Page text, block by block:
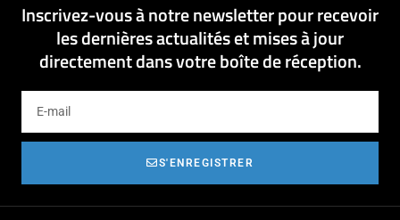
Inscrivez-vous à notre newsletter pour recevoir
les dernières actualités et mises à jour
directement dans votre boîte de réception.
S'ENREGISTRER